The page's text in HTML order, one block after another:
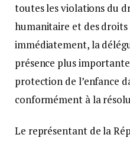
toutes les violations du
humanitaire et des droits
immédiatement, la
présence plus
protection de l’enfance
conformément à la
Le représentant de la